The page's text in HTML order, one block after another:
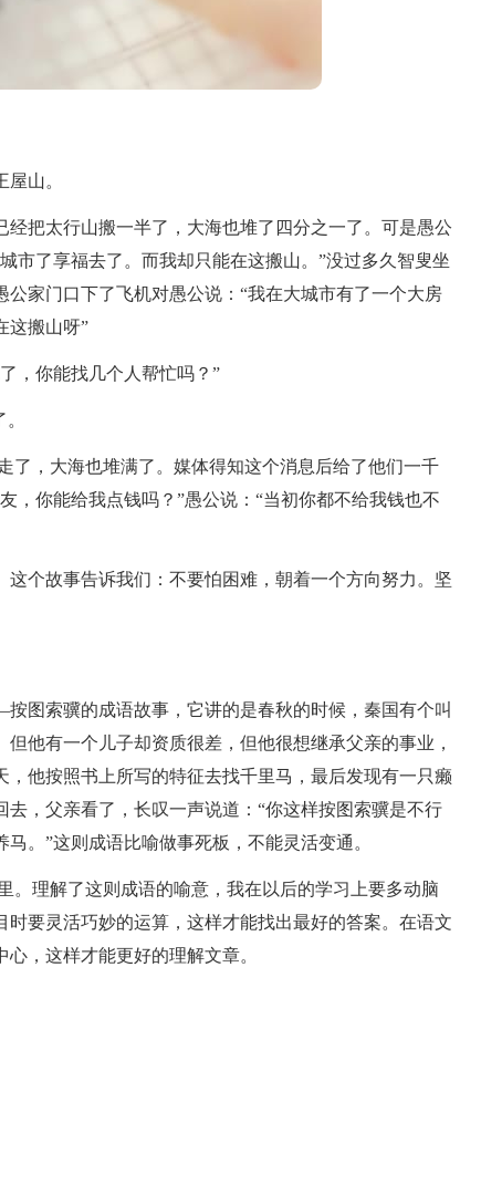
山。
把太行山搬一半了，大海也堆了四分之一了。可是愚公
市了享福去了。而我却只能在这搬山。”没过多久智叟坐
家门口下了飞机对愚公说：“我在大城市有了一个大房
这搬山呀”
你能找几个人帮忙吗？”
，大海也堆满了。媒体得知这个消息后给了他们一千
，你能给我点钱吗？”愚公说：“当初你都不给我钱也不
个故事告诉我们：不要怕困难，朝着一个方向努力。坚
索骥的成语故事，它讲的是春秋的时候，秦国有个叫
他有一个儿子却资质很差，但他很想继承父亲的事业，
他按照书上所写的特征去找千里马，最后发现有一只癞
，父亲看了，长叹一声说道：“你这样按图索骥是不行
。”这则成语比喻做事死板，不能灵活变通。
理解了这则成语的喻意，我在以后的学习上要多动脑
要灵活巧妙的运算，这样才能找出最好的答案。在语文
，这样才能更好的理解文章。